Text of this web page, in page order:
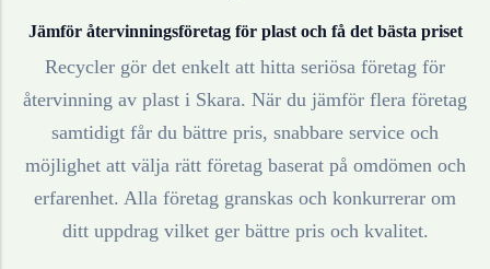
Jämför återvinningsföretag för plastoch få det bästa priset
Recycler gör det enkelt att hitta seriösa företag för
återvinning av plast i Skara. När du jämför flera företag
samtidigt får du bättre pris, snabbare service och
möjlighet att välja rätt företag baserat på omdömen och
erfarenhet. Alla företag granskas och konkurrerar om
ditt uppdrag vilket ger bättre pris och kvalitet.